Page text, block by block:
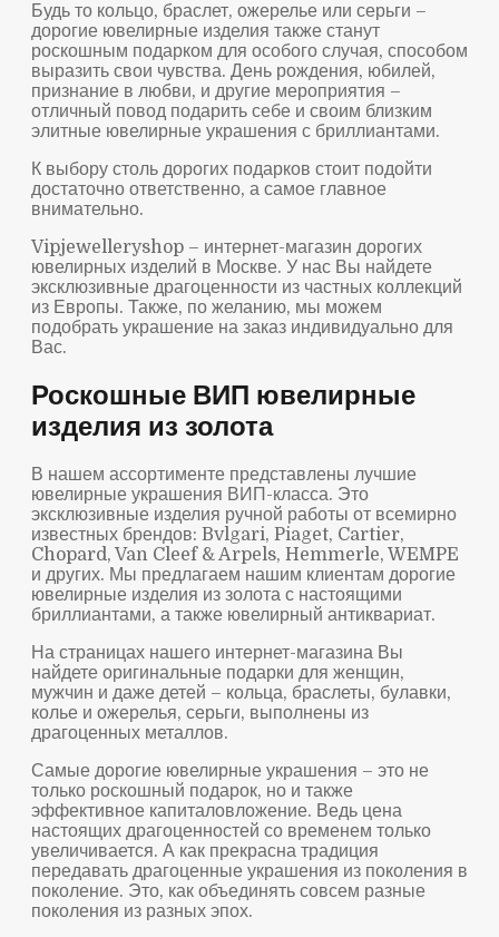
Будь то кольцо, браслет, ожерелье или серьги –
дорогие ювелирные изделия также станут
роскошным подарком для особого случая, способом
выразить свои чувства. День рождения, юбилей,
признание в любви, и другие мероприятия –
отличный повод подарить себе и своим близким
элитные ювелирные украшения с бриллиантами.
К выбору столь дорогих подарков стоит подойти
достаточно ответственно, а самое главное
внимательно.
Vipjewelleryshop – интернет-магазин дорогих
ювелирных изделий в Москве. У нас Вы найдете
эксклюзивные драгоценности из частных коллекций
из Европы. Также, по желанию, мы можем
подобрать украшение на заказ индивидуально для
Вас.
Роскошные ВИП ювелирные
изделия из золота
В нашем ассортименте представлены лучшие
ювелирные украшения ВИП-класса. Это
эксклюзивные изделия ручной работы от всемирно
известных брендов: Bvlgari, Piaget, Cartier,
Chopard, Van Cleef & Arpels, Hemmerle, WEMPE
и других. Мы предлагаем нашим клиентам дорогие
ювелирные изделия из золота с настоящими
бриллиантами, а также ювелирный антиквариат.
На страницах нашего интернет-магазина Вы
найдете оригинальные подарки для женщин,
мужчин и даже детей – кольца, браслеты, булавки,
колье и ожерелья, серьги, выполнены из
драгоценных металлов.
Самые дорогие ювелирные украшения – это не
только роскошный подарок, но и также
эффективное капиталовложение. Ведь цена
настоящих драгоценностей со временем только
увеличивается. А как прекрасна традиция
передавать драгоценные украшения из поколения в
поколение. Это, как объединять совсем разные
поколения из разных эпох.